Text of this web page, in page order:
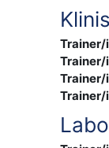
Trainer/
Trainer/
Trainer/
Trainer/